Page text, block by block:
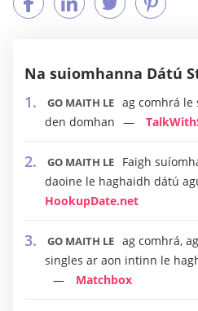
Na suiomhanna Dátú
GO MAITH LE ag comhrá le
den domhan
GO MAITH LE
Faigh
daoine le haghaidh dátú
HookupDate.net
GO MAITH LE ag comhrá,
singles ar aon intinn le
Matchbox